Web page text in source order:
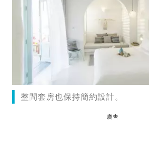
整間套房也保持簡約設計。
廣告